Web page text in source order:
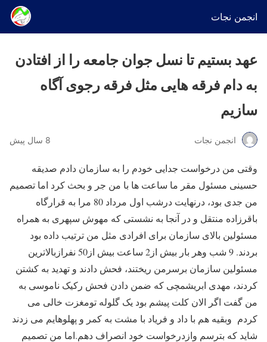
انجمن نجات
عهد بستیم تا نسل جوان جامعه را از افتادن
به دام فرقه هایی مثل فرقه رجوی آگاه
سازیم
انجمن نجات 8 سال پیش
وقتی من درخواست جدایی خودم را به سازمان دادم صدیقه
حسینی مسئول مقر ما ساعت ها با من جر و بحث کرد اما تصمیم
من جدی بود، درنهایت درشب اول مرداد 80 مرا به قرارگاه
باقرزاده منتقل و در آنجا به نشستی که مهوش سپهری به همراه
مسئولین بالای سازمان برای افرادی مثل من ترتیب داده بود
بردند. 9 شب وهر بار بیش از2 ساعت بیش از50 نفرازبالاترین
مسئولین سازمان برسرمن ریختند، فحش دادند و تهدید به کشتن
کردند، مهدی ابریشمچی که ضمن دادن فحش رکیک ناموسی به
من گفت اگر الان کلت پیشم بود یک گلوله تومغزت خالی می
کردم وبقیه هم با داد و فریاد با مشت به کمر و پهلوهایم می زدند
شاید که بترسم وازدرخواست خود انصراف دهم.اما من تصمیم